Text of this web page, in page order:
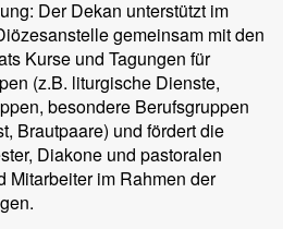
Der Dekan unterstützt im
gemeinsam mit den
Kurse und Tagungen für
(z.B. liturgische Dienste,
besondere Berufsgruppen
Brautpaare) und fördert die
Diakone und pastoralen
Mitarbeiter im Rahmen der